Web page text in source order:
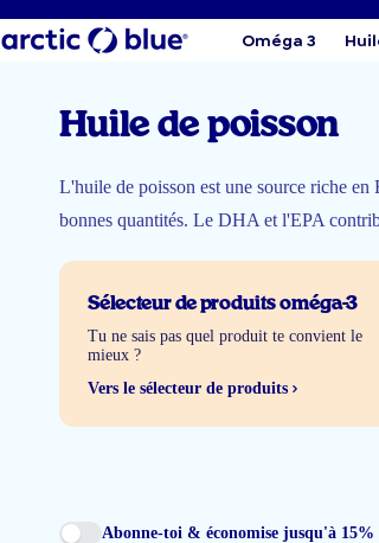
Oméga 3
Huile de poisson
L'huile de poisson est une source riche
bonnes quantités. Le DHA et l'EPA
Sélecteur de produits oméga-3
Tu ne sais pas quel produit te convient le
mieux ?
Vers le sélecteur de produits
Abonne-toi & économise jusqu'à 15%